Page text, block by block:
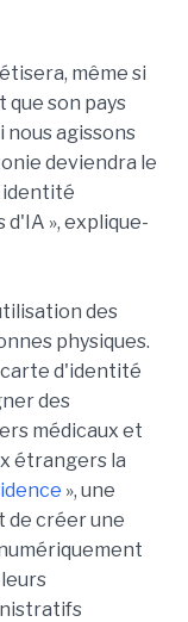
même si
son pays
agissons
deviendra le
identité
», explique-
des
physiques.
d'identité
des
médicaux et
étrangers la
», une
de créer une